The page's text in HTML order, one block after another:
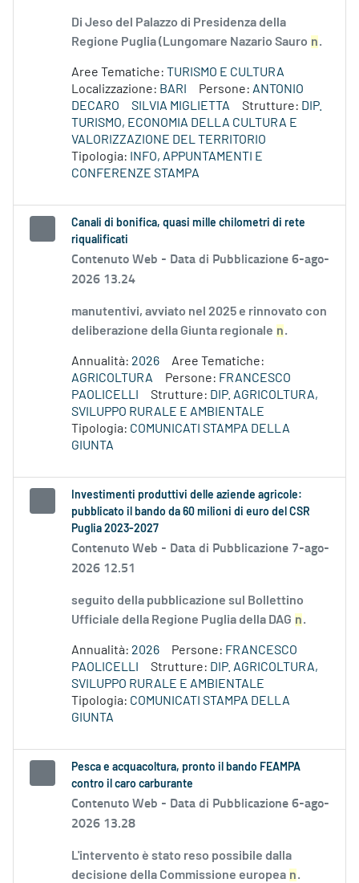
Di Jeso del Palazzo di Presidenza della
Regione Puglia (Lungomare Nazario Sauro n.
Aree Tematiche: TURISMO E CULTURA
Localizzazione: BARI Persone: ANTONIO
DECARO
SILVIA MIGLIETTA Strutture: DIP.
TURISMO, ECONOMIA DELLA CULTURA E
VALORIZZAZIONE DEL TERRITORIO
Tipologia:
INFO, APPUNTAMENTI E
CONFERENZE STAMPA
Canali di bonifica, quasi mille chilometri di rete
riqualificati
Contenuto Web - Data di Pubblicazione 6-ago-
2026 13.24
manutentivi, avviato nel 2025 e rinnovato con
deliberazione della Giunta regionale n.
Annualità: 2026
Aree Tematiche:
AGRICOLTURA
Persone: FRANCESCO
PAOLICELLI
Strutture: DIP. AGRICOLTURA,
SVILUPPO RURALE E AMBIENTALE
Tipologia: COMUNICATI STAMPA DELLA
GIUNTA
Investimenti produttivi delle aziende agricole:
pubblicato il bando da 60 milioni di euro del CSR
Puglia 2023-2027
Contenuto Web - Data di Pubblicazione 7-ago-
2026 12.51
seguito della pubblicazione sul Bollettino
Ufficiale della Regione Puglia della DAG n.
Annualità: 2026 Persone: FRANCESCO
PAOLICELLI
Strutture: DIP. AGRICOLTURA,
SVILUPPO RURALE E AMBIENTALE
Tipologia: COMUNICATI STAMPA DELLA
GIUNTA
Pesca e acquacoltura, pronto il bando FEAMPA
contro il caro carburante
Contenuto Web - Data di Pubblicazione 6-ago-
2026 13.28
L'intervento è stato reso possibile dalla
decisione della Commissione europea n.